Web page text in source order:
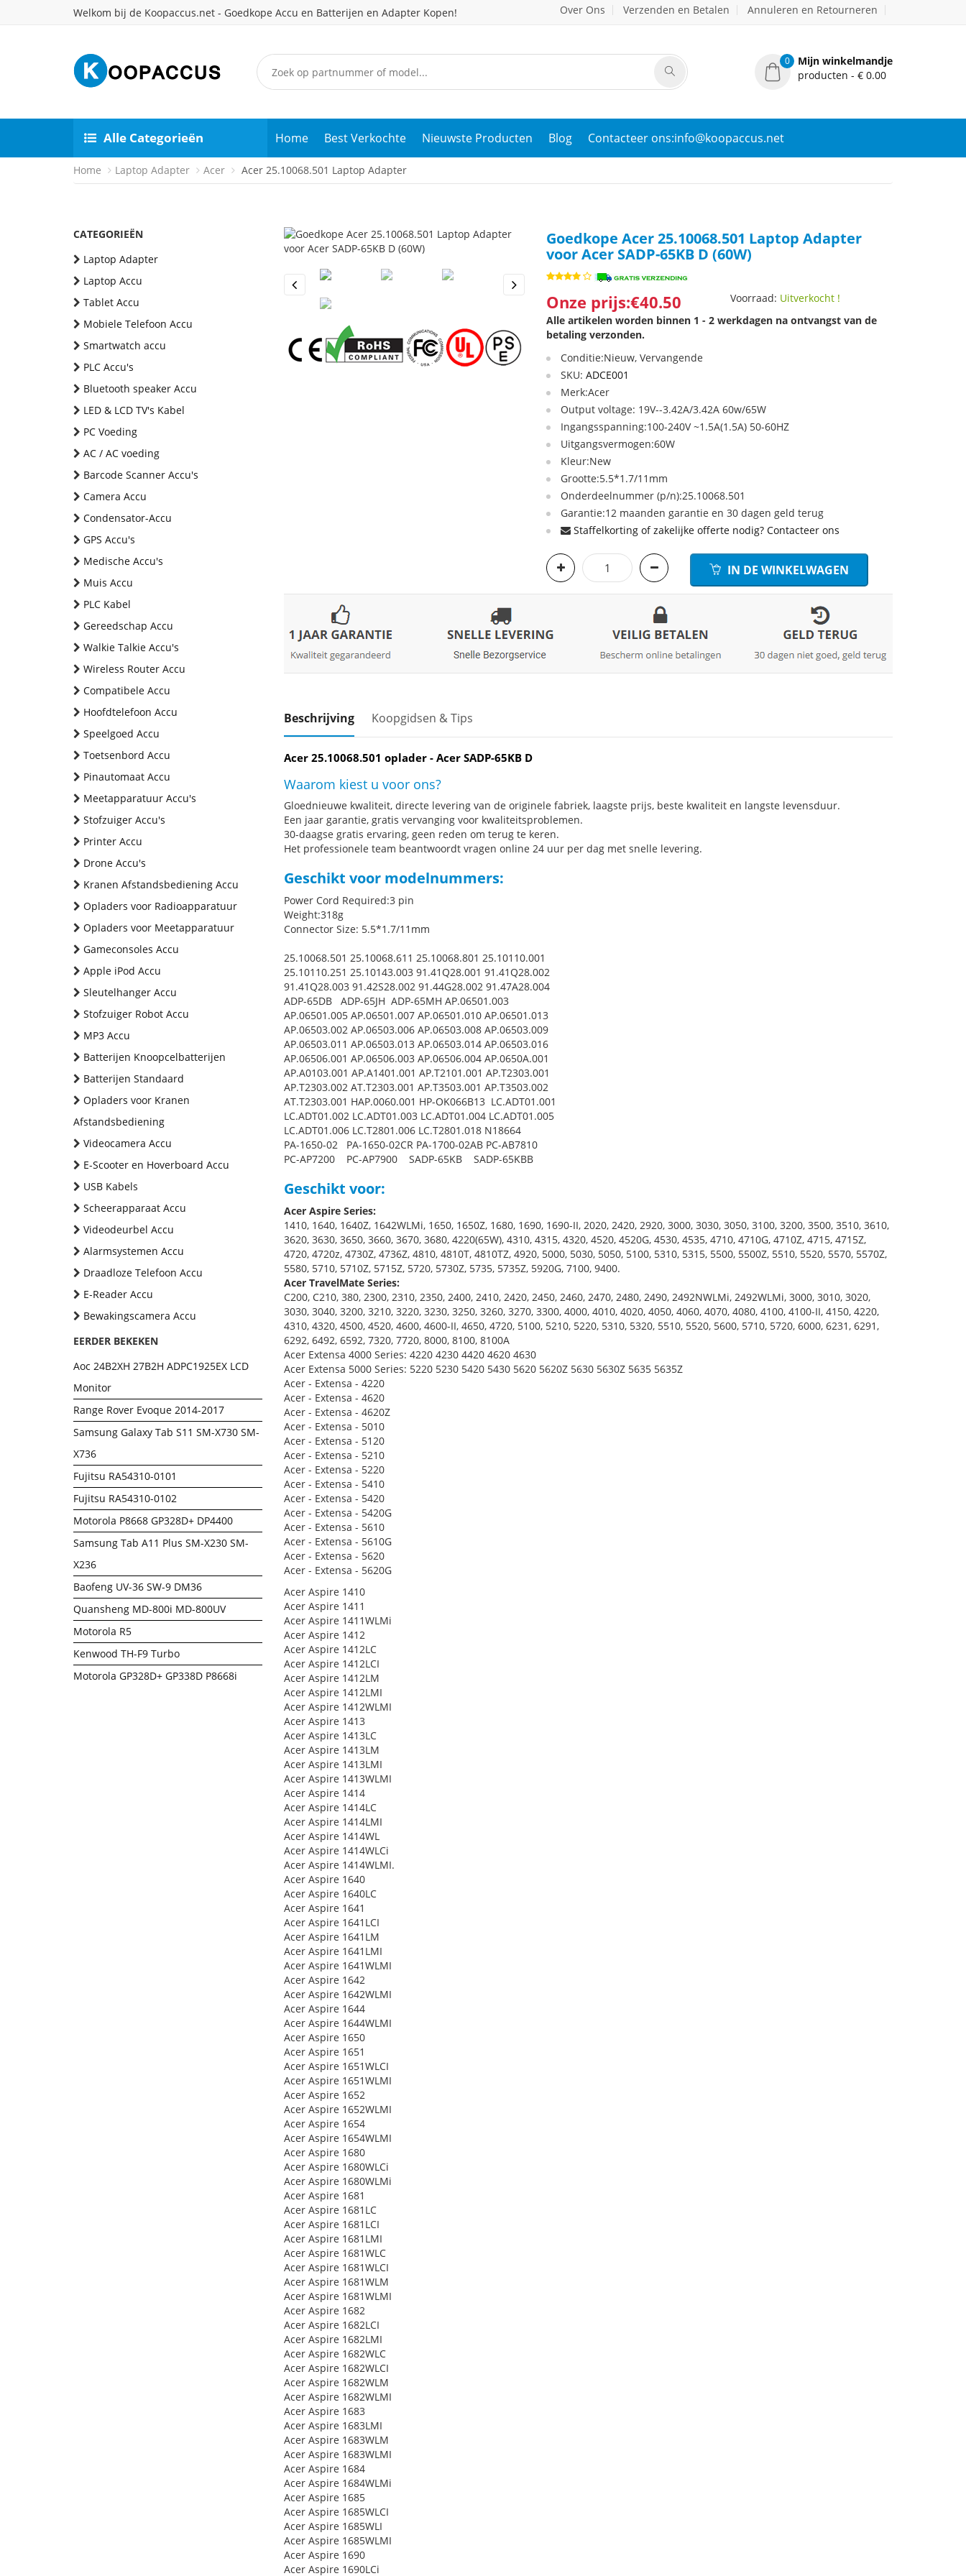
Welkom bij de Koopaccus.net - Goedkope Accu en Batterijen en Adapter Kopen! Over Ons Verzenden en Betalen Annuleren en Retourneren
0
Mijn winkelmandje
producten - € 0.00
Alle Categorieën Home Best Verkochte Nieuwste Producten Blog Contacteer ons:info@koopaccus.net
Home Laptop Adapter Acer Acer 25.10068.501 Laptop Adapter
CATEGORIEËN
Laptop Adapter
Laptop Accu
Tablet Accu
Mobiele Telefoon Accu
Smartwatch accu
PLC Accu's
Bluetooth speaker Accu
LED & LCD TV's Kabel
PC Voeding
AC / AC voeding
Barcode Scanner Accu's
Camera Accu
Condensator-Accu
GPS Accu's
Medische Accu's
Muis Accu
PLC Kabel
Gereedschap Accu
Walkie Talkie Accu's
Wireless Router Accu
Compatibele Accu
Hoofdtelefoon Accu
Speelgoed Accu
Toetsenbord Accu
Pinautomaat Accu
Meetapparatuur Accu's
Stofzuiger Accu's
Printer Accu
Drone Accu's
Kranen Afstandsbediening Accu
Opladers voor Radioapparatuur
Opladers voor Meetapparatuur
Gameconsoles Accu
Apple iPod Accu
Sleutelhanger Accu
Stofzuiger Robot Accu
MP3 Accu
Batterijen Knoopcelbatterijen
Batterijen Standaard
Opladers voor Kranen
Afstandsbediening
Videocamera Accu
E-Scooter en Hoverboard Accu
USB Kabels
Scheerapparaat Accu
Videodeurbel Accu
Alarmsystemen Accu
Draadloze Telefoon Accu
E-Reader Accu
Bewakingscamera Accu
EERDER BEKEKEN
Aoc 24B2XH 27B2H ADPC1925EX LCD
Monitor
Range Rover Evoque 2014-2017
Samsung Galaxy Tab S11 SM-X730 SM-
X736
Fujitsu RA54310-0101
Fujitsu RA54310-0102
Motorola P8668 GP328D+ DP4400
Samsung Tab A11 Plus SM-X230 SM-
X236
Baofeng UV-36 SW-9 DM36
Quansheng MD-800i MD-800UV
Motorola R5
Kenwood TH-F9 Turbo
Motorola GP328D+ GP338D P8668i
Previous
Goedkope Acer 25.10068.501 Laptop Adapter
voor Acer SADP-65KB D (60W)
Onze prijs:€40.50 Voorraad: Uitverkocht !
Alle artikelen worden binnen 1 - 2 werkdagen na ontvangst van de
betaling verzonden.
Conditie:Nieuw, Vervangende
SKU:ADCE001
Merk:Acer
Output voltage: 19V--3.42A/3.42A 60w/65W
Ingangsspanning:100-240V ~1.5A(1.5A) 50-60HZ
Uitgangsvermogen:60W
Kleur:New
Grootte:5.5*1.7/11mm
Onderdeelnummer (p/n):25.10068.501
Garantie:12 maanden garantie en 30 dagen geld terug
Staffelkorting of zakelijke offerte nodig? Contacteer ons
IN DE WINKELWAGEN
Beschrijving Koopgidsen & Tips
Acer 25.10068.501 oplader - Acer SADP-65KB D
Waarom kiest u voor ons?
Gloednieuwe kwaliteit, directe levering van de originele fabriek, laagste prijs, beste kwaliteit en langste levensduur.
Een jaar garantie, gratis vervanging voor kwaliteitsproblemen.
30-daagse gratis ervaring, geen reden om terug te keren.
Het professionele team beantwoordt vragen online 24 uur per dag met snelle levering.
Geschikt voor modelnummers:
Power Cord Required:3 pin
Weight:318g
Connector Size: 5.5*1.7/11mm
25.10068.501 25.10068.611 25.10068.801 25.10110.001
25.10110.251 25.10143.003 91.41Q28.001 91.41Q28.002
91.41Q28.003 91.42S28.002 91.44G28.002 91.47A28.004
ADP-65DB ADP-65JH ADP-65MH AP.06501.003
AP.06501.005 AP.06501.007 AP.06501.010 AP.06501.013
AP.06503.002 AP.06503.006 AP.06503.008 AP.06503.009
AP.06503.011 AP.06503.013 AP.06503.014 AP.06503.016
AP.06506.001 AP.06506.003 AP.06506.004 AP.0650A.001
AP.A0103.001 AP.A1401.001 AP.T2101.001 AP.T2303.001
AP.T2303.002 AT.T2303.001 AP.T3503.001 AP.T3503.002
AT.T2303.001 HAP.0060.001 HP-OK066B13 LC.ADT01.001
LC.ADT01.002 LC.ADT01.003 LC.ADT01.004 LC.ADT01.005
LC.ADT01.006 LC.T2801.006 LC.T2801.018 N18664
PA-1650-02 PA-1650-02CR PA-1700-02AB PC-AB7810
PC-AP7200 PC-AP7900 SADP-65KB SADP-65KBB
Geschikt voor:
Acer Aspire Series:
1410, 1640, 1640Z, 1642WLMi, 1650, 1650Z, 1680, 1690, 1690-II, 2020, 2420, 2920, 3000, 3030, 3050, 3100, 3200, 3500, 3510, 3610,
3620, 3630, 3650, 3660, 3670, 3680, 4220(65W), 4310, 4315, 4320, 4520, 4520G, 4530, 4535, 4710, 4710G, 4710Z, 4715, 4715Z,
4720, 4720z, 4730Z, 4736Z, 4810, 4810T, 4810TZ, 4920, 5000, 5030, 5050, 5100, 5310, 5315, 5500, 5500Z, 5510, 5520, 5570, 5570Z,
5580, 5710, 5710Z, 5715Z, 5720, 5730Z, 5735, 5735Z, 5920G, 7100, 9400.
Acer TravelMate Series:
C200, C210, 380, 2300, 2310, 2350, 2400, 2410, 2420, 2450, 2460, 2470, 2480, 2490, 2492NWLMi, 2492WLMi, 3000, 3010, 3020,
3030, 3040, 3200, 3210, 3220, 3230, 3250, 3260, 3270, 3300, 4000, 4010, 4020, 4050, 4060, 4070, 4080, 4100, 4100-II, 4150, 4220,
4310, 4320, 4500, 4520, 4600, 4600-II, 4650, 4720, 5100, 5210, 5220, 5310, 5320, 5510, 5520, 5600, 5710, 5720, 6000, 6231, 6291,
6292, 6492, 6592, 7320, 7720, 8000, 8100, 8100A
Acer Extensa 4000 Series: 4220 4230 4420 4620 4630
Acer Extensa 5000 Series: 5220 5230 5420 5430 5620 5620Z 5630 5630Z 5635 5635Z
Acer - Extensa - 4220
Acer - Extensa - 4620
Acer - Extensa - 4620Z
Acer - Extensa - 5010
Acer - Extensa - 5120
Acer - Extensa - 5210
Acer - Extensa - 5220
Acer - Extensa - 5410
Acer - Extensa - 5420
Acer - Extensa - 5420G
Acer - Extensa - 5610
Acer - Extensa - 5610G
Acer - Extensa - 5620
Acer - Extensa - 5620G
Acer Aspire 1410
Acer Aspire 1411
Acer Aspire 1411WLMi
Acer Aspire 1412
Acer Aspire 1412LC
Acer Aspire 1412LCI
Acer Aspire 1412LM
Acer Aspire 1412LMI
Acer Aspire 1412WLMI
Acer Aspire 1413
Acer Aspire 1413LC
Acer Aspire 1413LM
Acer Aspire 1413LMI
Acer Aspire 1413WLMI
Acer Aspire 1414
Acer Aspire 1414LC
Acer Aspire 1414LMI
Acer Aspire 1414WL
Acer Aspire 1414WLCi
Acer Aspire 1414WLMI.
Acer Aspire 1640
Acer Aspire 1640LC
Acer Aspire 1641
Acer Aspire 1641LCI
Acer Aspire 1641LM
Acer Aspire 1641LMI
Acer Aspire 1641WLMI
Acer Aspire 1642
Acer Aspire 1642WLMI
Acer Aspire 1644
Acer Aspire 1644WLMI
Acer Aspire 1650
Acer Aspire 1651
Acer Aspire 1651WLCI
Acer Aspire 1651WLMI
Acer Aspire 1652
Acer Aspire 1652WLMI
Acer Aspire 1654
Acer Aspire 1654WLMI
Acer Aspire 1680
Acer Aspire 1680WLCi
Acer Aspire 1680WLMi
Acer Aspire 1681
Acer Aspire 1681LC
Acer Aspire 1681LCI
Acer Aspire 1681LMI
Acer Aspire 1681WLC
Acer Aspire 1681WLCI
Acer Aspire 1681WLM
Acer Aspire 1681WLMI
Acer Aspire 1682
Acer Aspire 1682LCI
Acer Aspire 1682LMI
Acer Aspire 1682WLC
Acer Aspire 1682WLCI
Acer Aspire 1682WLM
Acer Aspire 1682WLMI
Acer Aspire 1683
Acer Aspire 1683LMI
Acer Aspire 1683WLM
Acer Aspire 1683WLMI
Acer Aspire 1684
Acer Aspire 1684WLMi
Acer Aspire 1685
Acer Aspire 1685WLCI
Acer Aspire 1685WLI
Acer Aspire 1685WLMI
Acer Aspire 1690
Acer Aspire 1690LCi